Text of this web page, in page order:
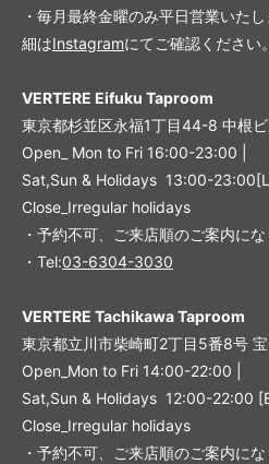
・毎月最終金曜のみ平日営業いた
細はInstagramにてご確認ください。
VERTERE Eifuku Taproom
東京都杉並区永福1丁目44-8 中根
Open_ Mon to Fri 16:00-23:00 |
Sat,Sun & Holidays 13:00-23:00[L
Close_Irregular holidays
・予約不可、ご来店順のご案内にな
・Tel:03-6304-3030
VERTERE Tachikawa Taproom
東京都立川市柴崎町2丁目5番8号
Open_Mon to Fri 14:00-22:00 |
Sat,Sun & Holidays 12:00-22:00 [
Close_Irregular holidays
・予約不可、ご来店順のご案内にな